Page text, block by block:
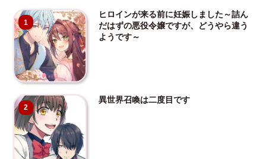
1
ヒロインが来る前に妊娠しました～詰ん
だはずの悪役令嬢ですが、どうやら違う
ようです～
2
異世界召喚は二度目です